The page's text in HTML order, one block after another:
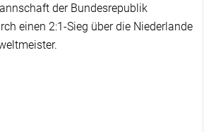
der Bundesrepublik
einen 2:1-Sieg über die Niederlande